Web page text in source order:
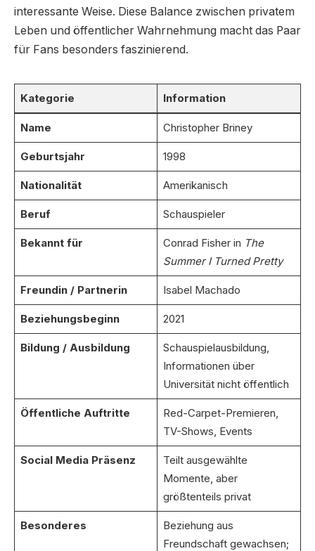
interessante Weise. Diese Balance zwischen privatem
Leben und öffentlicher Wahrnehmung macht das Paar
für Fans besonders faszinierend.
Kategorie Information
Name Christopher Briney
Geburtsjahr 1998
Nationalität Amerikanisch
Beruf Schauspieler
Bekannt für Conrad Fisher in The
Summer I Turned Pretty
Freundin / Partnerin Isabel Machado
Beziehungsbeginn 2021
Bildung / Ausbildung
Schauspielausbildung,
Informationen über
Universität nicht öffentlich
Öffentliche Auftritte
Red-Carpet-Premieren,
TV-Shows, Events
Social Media Präsenz
Teilt ausgewählte
Momente, aber
größtenteils privat
Besonderes
Beziehung aus
Freundschaft gewachsen;